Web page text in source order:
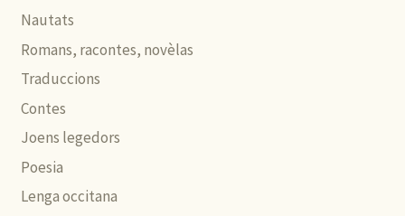
Nautats
Romans, racontes, novèlas
Traduccions
Contes
Joens legedors
Poesia
Lenga occitana